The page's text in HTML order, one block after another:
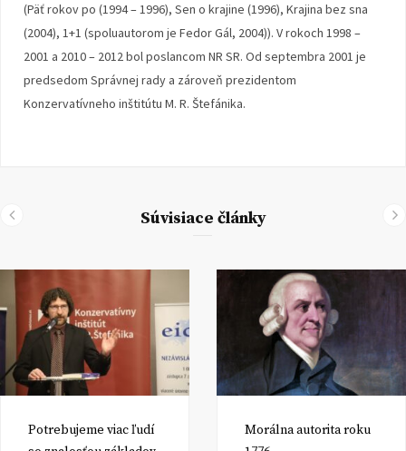
(Päť rokov po (1994 – 1996), Sen o krajine (1996), Krajina bez sna
(2004), 1+1 (spoluautorom je Fedor Gál, 2004)). V rokoch 1998 –
2001 a 2010 – 2012 bol poslancom NR SR. Od septembra 2001 je
predsedom Správnej rady a zároveň prezidentom
Konzervatívneho inštitútu M. R. Štefánika.
Súvisiace články
Potrebujeme viac ľudí
Morálna autorita roku